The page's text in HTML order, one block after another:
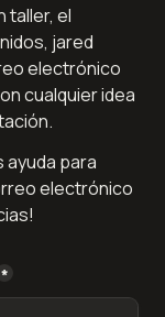
taller, el
jared
electrónico
cualquier idea
para
electrónico
*